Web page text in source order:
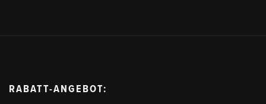
RABATT-ANGEBOT: